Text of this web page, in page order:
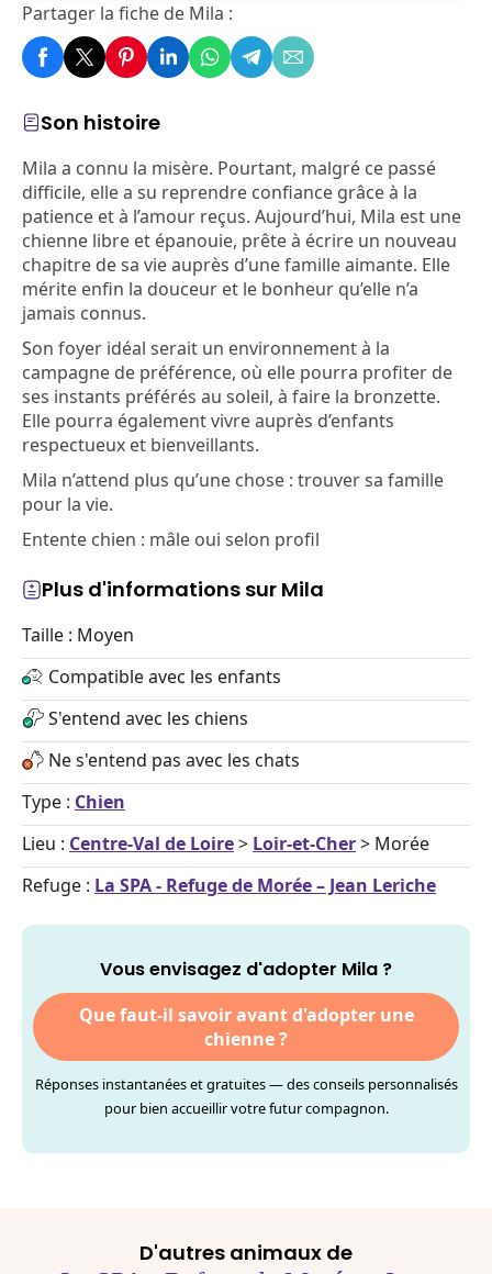
Son histoire
Mila a connu la misère. Pourtant, malgré ce passé
difficile, elle a su reprendre confiance grâce à la
patience et à l’amour reçus. Aujourd’hui, Mila est une
chienne libre et épanouie, prête à écrire un nouveau
chapitre de sa vie auprès d’une famille aimante. Elle
mérite enfin la douceur et le bonheur qu’elle n’a
jamais connus.
Son foyer idéal serait un environnement à la
campagne de préférence, où elle pourra profiter de
ses instants préférés au soleil, à faire la bronzette.
Elle pourra également vivre auprès d’enfants
respectueux et bienveillants.
Mila n’attend plus qu’une chose : trouver sa famille
pour la vie.
Entente chien : mâle oui selon profil
Plus d'informations sur Mila
Taille : Moyen
Compatible avec les enfants
S'entend avec les chiens
Ne s'entend pas avec les chats
Type : Chien
Lieu : Centre-Val de Loire> Loir-et-Cher> Morée
Refuge : La SPA - Refuge de Morée – Jean Leriche
Vous envisagez d'adopter Mila ?
Que faut-il savoir avant d'adopter une
chienne ?
Réponses instantanées et gratuites — des conseils personnalisés
pour bien accueillir votre futur compagnon.
Partager la fiche de Mila :
D'autres animaux de